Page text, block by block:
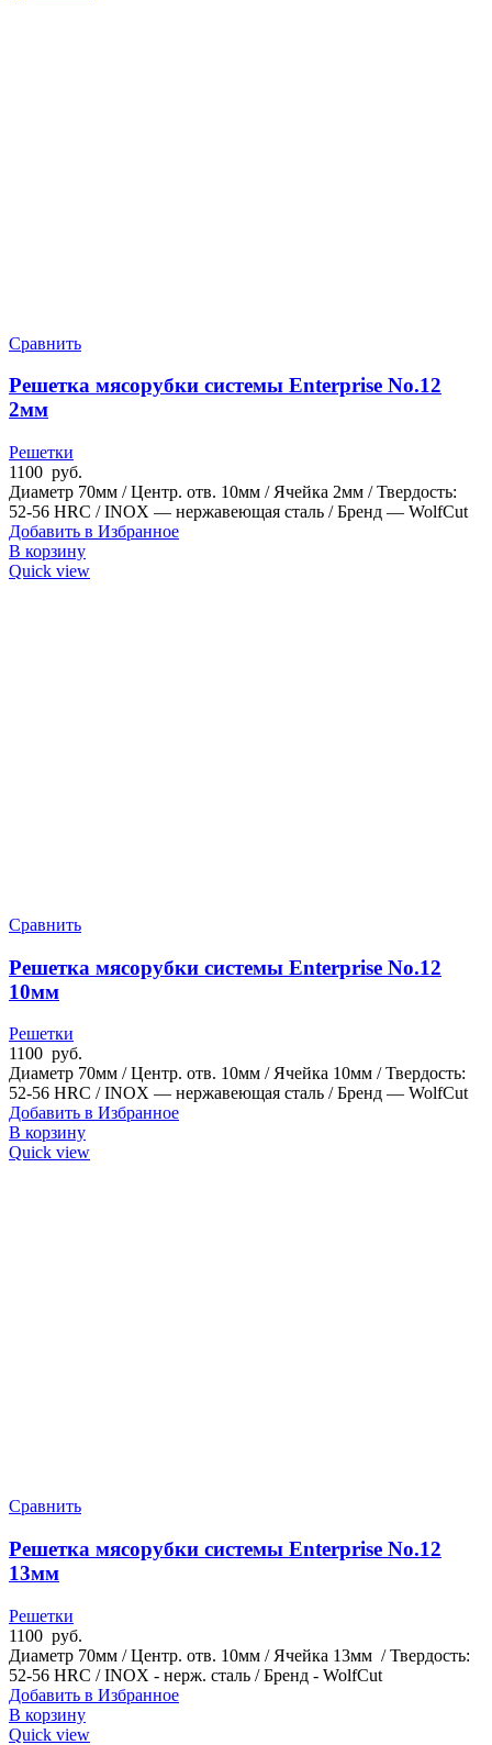
Сравнить
Решетка мясорубки системы Enterprise No.12
2мм
Решетки
1100 руб.
Диаметр 70мм / Центр. отв. 10мм / Ячейка 2мм / Твердость:
52-56 HRC / INOX — нержавеющая сталь / Бренд — WolfCut
Добавить в Избранное
В корзину
Quick view
Сравнить
Решетка мясорубки системы Enterprise No.12
10мм
Решетки
1100 руб.
Диаметр 70мм / Центр. отв. 10мм / Ячейка 10мм / Твердость:
52-56 HRC / INOX — нержавеющая сталь / Бренд — WolfCut
Добавить в Избранное
В корзину
Quick view
Сравнить
Решетка мясорубки системы Enterprise No.12
13мм
Решетки
1100 руб.
Диаметр 70мм / Центр. отв. 10мм / Ячейка 13мм / Твердость:
52-56 HRC / INOX - нерж. сталь / Бренд - WolfCut
Добавить в Избранное
В корзину
Quick view